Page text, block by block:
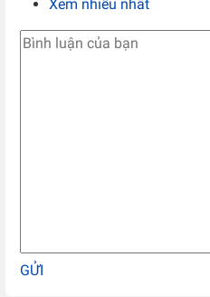
Xem nhiều nhất
GỬI